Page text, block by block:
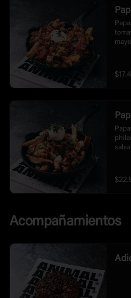
Acompañamientos